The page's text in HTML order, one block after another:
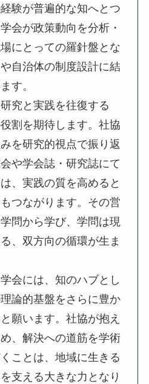
験が普遍的な知へとつ
会が政策動向を分析・
にとっての羅針盤とな
自治体の制度設計に結
す。
究と実践を往復する
割を期待します。社協
を研究的視点で振り返
や学会誌・研究誌にて
、実践の質を高めると
つながります。その営
問から学び、学問は現
、双方向の循環が生ま
会には、知のハブとし
論的基盤をさらに豊か
願います。社協が抱え
、解決への道筋を学術
ことは、地域に生きる
支える大きな力となり